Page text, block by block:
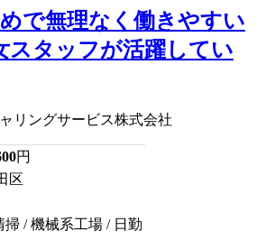
で無理なく働きやすい
スタッフが活躍してい
リングサービス株式会社
円
区
掃 / 機械系工場 / 日勤